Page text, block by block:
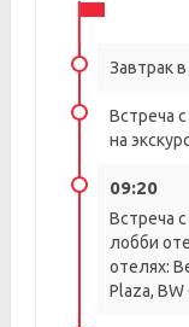
Завтрак
Встреча
на
09:20
Встреча
лобби
отелях:
Plaza,